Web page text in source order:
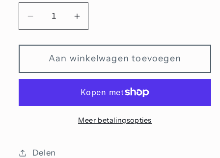
Aantal
verlagen
voor
Pyriet
Aantal
verhogen
voor
Pyriet
Aan winkelwagen toevoegen
Meer betalingsopties
Delen